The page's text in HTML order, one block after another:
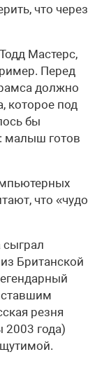
что через
Мастерс,
Перед
должно
которое под
бы
малыш готов
что «чудо
Британской
резня
2003 года)